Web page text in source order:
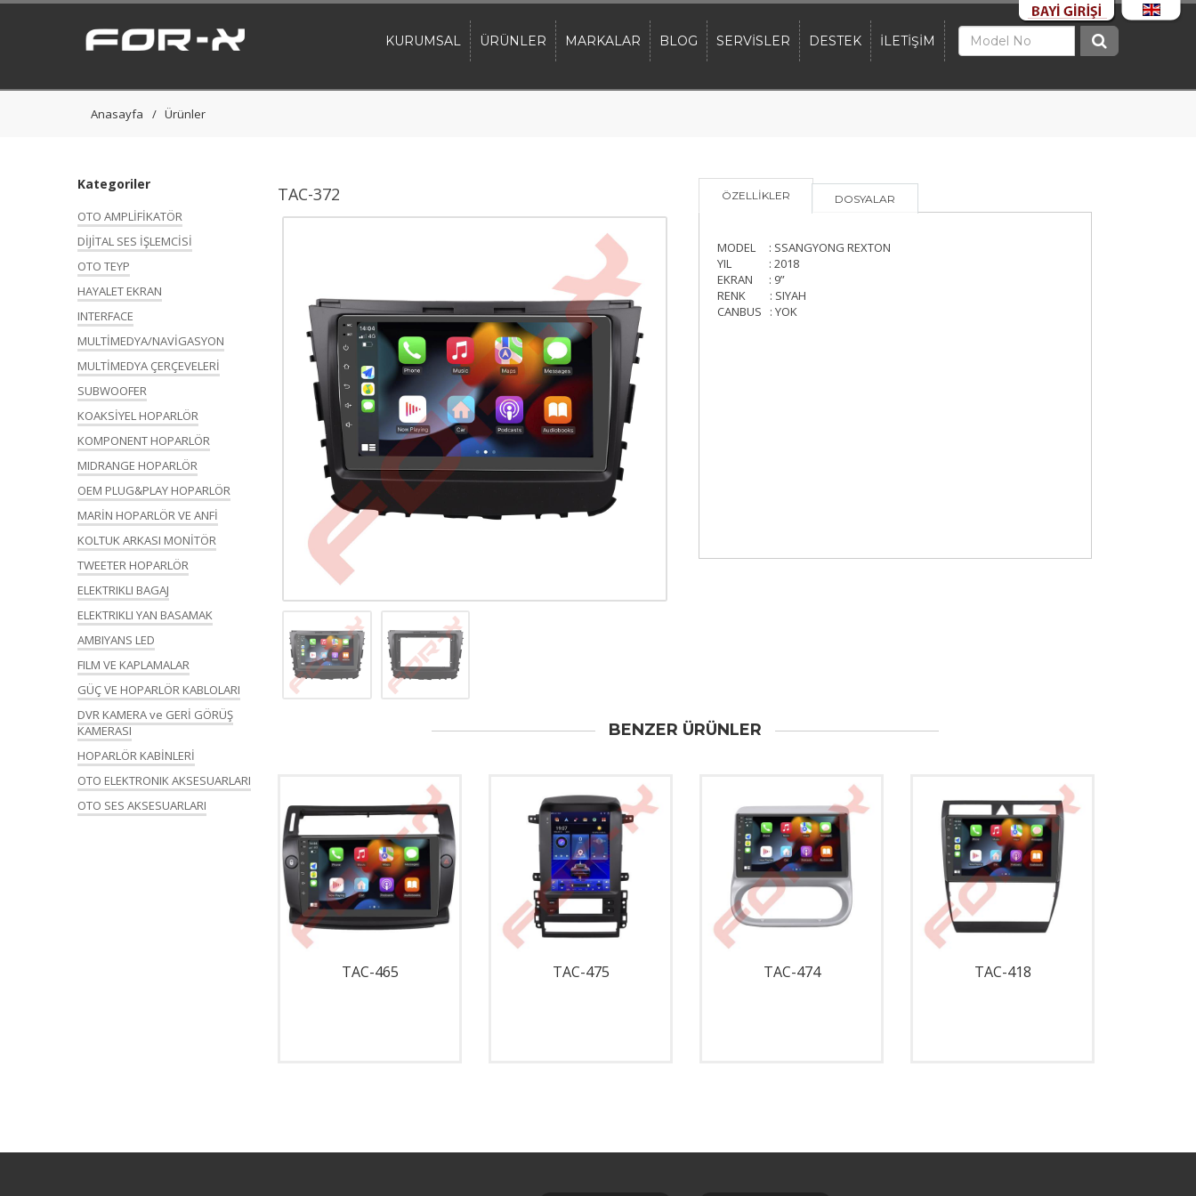
KURUMSAL ÜRÜNLER MARKALAR BLOG SERVİSLER DESTEK İLETİŞİM
Anasayfa Ürünler
Kategoriler
OTO AMPLİFİKATÖR
DİJİTAL SES İŞLEMCİSİ
OTO TEYP
HAYALET EKRAN
INTERFACE
MULTİMEDYA/NAVİGASYON
MULTİMEDYA ÇERÇEVELERİ
SUBWOOFER
KOAKSİYEL HOPARLÖR
KOMPONENT HOPARLÖR
MIDRANGE HOPARLÖR
OEM PLUG&PLAY HOPARLÖR
MARİN HOPARLÖR VE ANFİ
KOLTUK ARKASI MONİTÖR
TWEETER HOPARLÖR
ELEKTRIKLI BAGAJ
ELEKTRIKLI YAN BASAMAK
AMBIYANS LED
FILM VE KAPLAMALAR
GÜÇ VE HOPARLÖR KABLOLARI
DVR KAMERA ve GERİ GÖRÜŞ
KAMERASI
HOPARLÖR KABİNLERİ
OTO ELEKTRONIK AKSESUARLARI
OTO SES AKSESUARLARI
TAC-372 ÖZELLİKLER DOSYALAR
MODEL : SSANGYONG REXTON
YIL : 2018
EKRAN : 9”
RENK : SIYAH
CANBUS : YOK
BENZER ÜRÜNLER
TAC-465 TAC-475 TAC-474 TAC-418